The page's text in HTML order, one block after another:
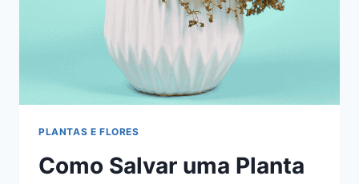
PLANTAS E FLORES
Como Salvar uma Planta